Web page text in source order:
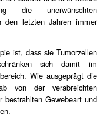
die unerwünschten
den letzten Jahren immer
ist, dass sie Tumorzellen
sich damit im
Wie ausgeprägt die
von der verabreichten
bestrahlten Gewebeart und